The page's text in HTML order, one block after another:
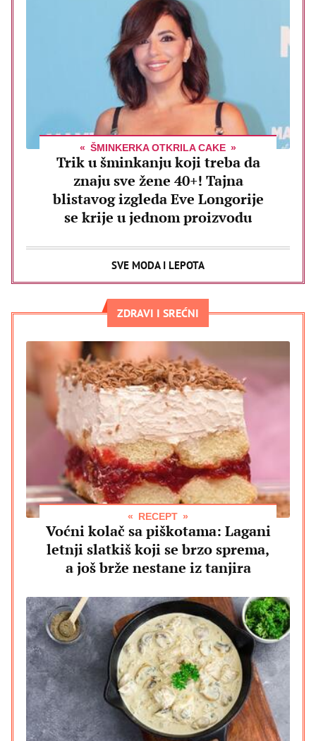
ŠMINKERKA OTKRILA CAKE
Trik u šminkanju koji treba da
znaju sve žene 40+! Tajna
blistavog izgleda Eve Longorije
se krije u jednom proizvodu
SVE MODA I LEPOTA
ZDRAVI I SREĆNI
RECEPT
Voćni kolač sa piškotama: Lagani
letnji slatkiš koji se brzo sprema,
a još brže nestane iz tanjira